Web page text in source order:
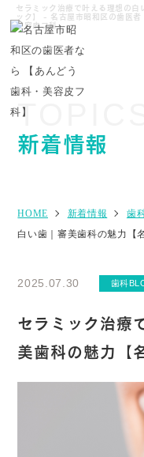
セラミック治療で叶える理想の
ック】 - 名古屋市昭和区の歯医者
美容皮フ科
TOPICS
新着情報
HOME 新着情報 歯
白い歯｜審美歯科の魅力【
2025.07.30 歯科
セラミック治療
美歯科の魅力【